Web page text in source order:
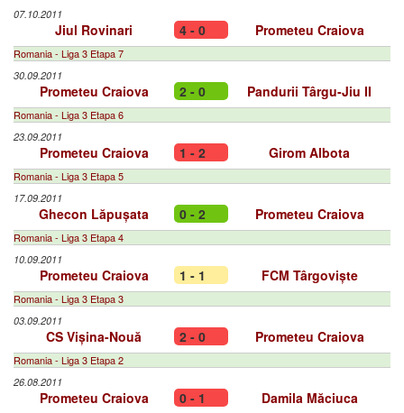
07.10.2011
Jiul Rovinari 4 - 0 Prometeu Craiova
Romania - Liga 3 Etapa 7
30.09.2011
Prometeu Craiova 2 - 0 Pandurii Târgu-Jiu II
Romania - Liga 3 Etapa 6
23.09.2011
Prometeu Craiova 1 - 2 Girom Albota
Romania - Liga 3 Etapa 5
17.09.2011
Ghecon Lăpușata 0 - 2 Prometeu Craiova
Romania - Liga 3 Etapa 4
10.09.2011
Prometeu Craiova 1 - 1 FCM Târgoviște
Romania - Liga 3 Etapa 3
03.09.2011
CS Vișina-Nouă 2 - 0 Prometeu Craiova
Romania - Liga 3 Etapa 2
26.08.2011
Prometeu Craiova 0 - 1 Damila Măciuca